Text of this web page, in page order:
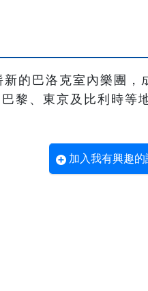
的巴洛克室內樂團，
黎、東京及比利時等
加入我有興趣的